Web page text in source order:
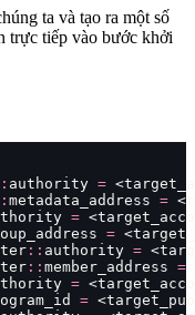
ta và tạo ra một số
trực tiếp vào bước khởi
authority =
metadata_address =
=
=
:: authority =
:: member_address =
=
=